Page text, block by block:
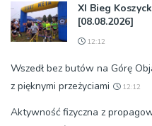
XI Bieg
[08.08.2026]
12:12
Wszedł bez butów na Górę
z pięknymi przeżyciami
12:12
Aktywność fizyczna z